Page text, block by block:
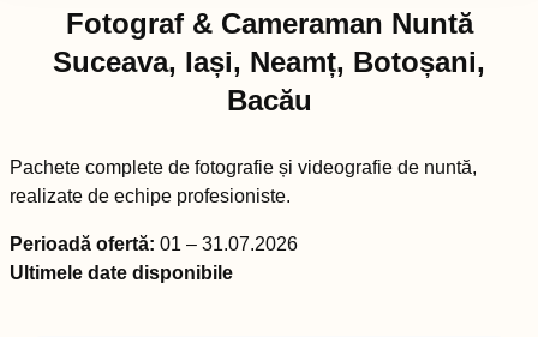
Fotograf & Cameraman Nuntă
Suceava, Iași, Neamț, Botoșani,
Bacău
Pachete complete de fotografie și videografie de nuntă,
realizate de echipe profesioniste.
Perioadă ofertă: 01 – 31.07.2026
Ultimele date disponibile